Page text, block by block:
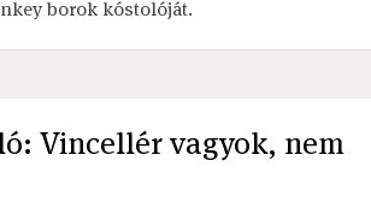
borok kóstolóját.
Vincellér vagyok, nem